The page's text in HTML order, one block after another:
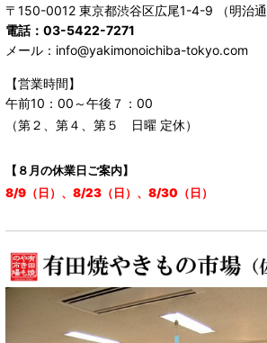
〒150-0012 東京都渋谷区広尾1-4-9 （明治通
電話：03-5422-7271
メール：info@yakimonoichiba-tokyo.com
【営業時間】
午前10：00～午後７：00
（第２、第４、第５ 日曜 定休）
【８月の休業日ご案内】
8/9（日）、8/23（日）、8/30（日）